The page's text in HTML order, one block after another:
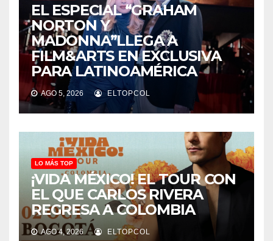
EL ESPECIAL “GRAHAM
NORTON Y
MADONNA”LLEGA A
FILM&ARTS EN EXCLUSIVA
PARA LATINOAMÉRICA
AGO 5, 2026 ELTOPCOL
LO MÁS TOP
¡VIDA MÉXICO! EL TOUR CON
EL QUE CARLOS RIVERA
REGRESA A COLOMBIA
AGO 4, 2026 ELTOPCOL